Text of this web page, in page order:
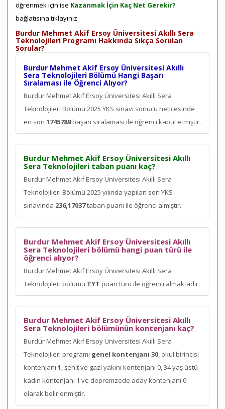
öğrenmek için ise Kazanmak İçin Kaç Net Gerekir?
bağlatısına tıklayınız
Burdur Mehmet Akif Ersoy Üniversitesi Akıllı Sera
Teknolojileri Programı Hakkında Sıkça Sorulan
Sorular?
Burdur Mehmet Akif Ersoy Üniversitesi Akıllı
Sera Teknolojileri Bölümü Hangi Başarı
Sıralaması ile Öğrenci Alıyor?
Burdur Mehmet Akif Ersoy Üniversitesi Akıllı Sera
Teknolojileri Bölümü 2025 YKS sınavı sonucu neticesinde
en son 1745789başarı sıralaması ile öğrenci kabul etmiştir.
Burdur Mehmet Akif Ersoy Üniversitesi Akıllı
Sera Teknolojileri taban puanı kaç?
Burdur Mehmet Akif Ersoy Üniversitesi Akıllı Sera
Teknolojileri Bölümü 2025 yılında yapılan son YKS
sınavında 236,17037taban puanı ile öğrenci almıştır.
Burdur Mehmet Akif Ersoy Üniversitesi Akıllı
Sera Teknolojileri bölümü hangi puan türü ile
öğrenci alıyor?
Burdur Mehmet Akif Ersoy Üniversitesi Akıllı Sera
Teknolojileri bölümü TYT puan türü ile öğrenci almaktadır.
Burdur Mehmet Akif Ersoy Üniversitesi Akıllı
Sera Teknolojileri bölümünün kontenjanı kaç?
Burdur Mehmet Akif Ersoy Üniversitesi Akıllı Sera
Teknolojileri programı genel kontenjanı 30, okul birincisi
kontenjanı 1, şehit ve gazi yakını kontenjanı 0, 34 yaş üstü
kadın kontenjanı 1 ve depremzede aday kontenjanı 0
olarak belirlenmiştir.